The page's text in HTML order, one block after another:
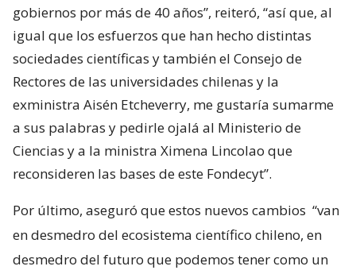
gobiernos por más de 40 años”, reiteró, “así que, al
igual que los esfuerzos que han hecho distintas
sociedades científicas y también el Consejo de
Rectores de las universidades chilenas y la
exministra Aisén Etcheverry, me gustaría sumarme
a sus palabras y pedirle ojalá al Ministerio de
Ciencias y a la ministra Ximena Lincolao que
reconsideren las bases de este Fondecyt”.
Por último, aseguró que estos nuevos cambios “van
en desmedro del ecosistema científico chileno, en
desmedro del futuro que podemos tener como un